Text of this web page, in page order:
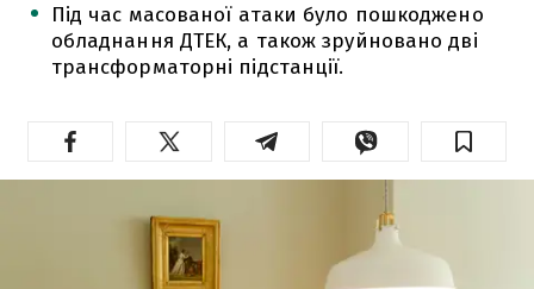
Під час масованої атаки було пошкоджено
обладнання ДТЕК, а також зруйновано дві
трансформаторні підстанції.